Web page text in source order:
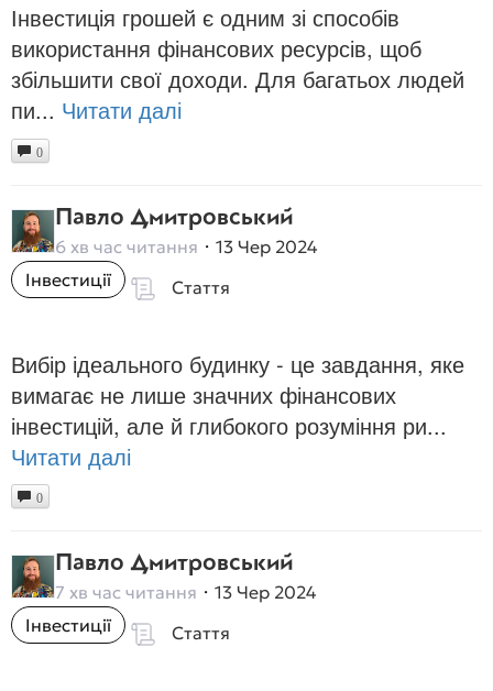
Інвестиція грошей є одним зі способів
використання фінансових ресурсів, щоб
збільшити свої доходи. Для багатьох людей
пи... Читати далі
0
Павло Дмитровський
6 хв час читання
13 Чер 2024
Інвестиції
Стаття
Вибір ідеального будинку - це завдання, яке
вимагає не лише значних фінансових
інвестицій, але й глибокого розуміння ри...
Читати далі
0
Павло Дмитровський
7 хв час читання
13 Чер 2024
Інвестиції
Стаття